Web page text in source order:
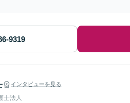
インタビューを見る
士法人